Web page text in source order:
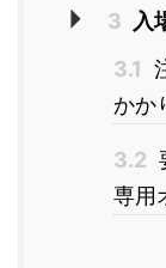
3
入
3.1
かか
3.2
専用